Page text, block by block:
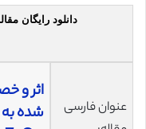
دانلود رایگان
عنوان فارسی
اثر و
شده